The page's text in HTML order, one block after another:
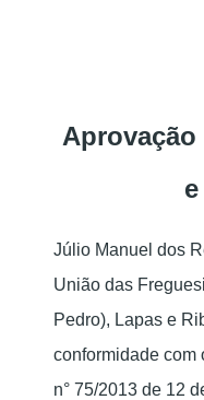
Aprovação
Júlio Manuel dos
União das
Pedro), Lapas e
conformidade com
n° 75/2013 de 12